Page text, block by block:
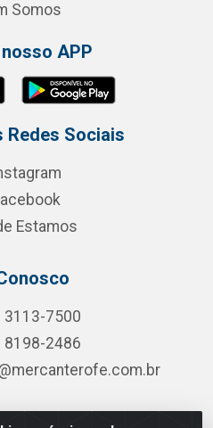
Somos
APP
Redes Sociais
Estamos
3113-7500
8198-2486